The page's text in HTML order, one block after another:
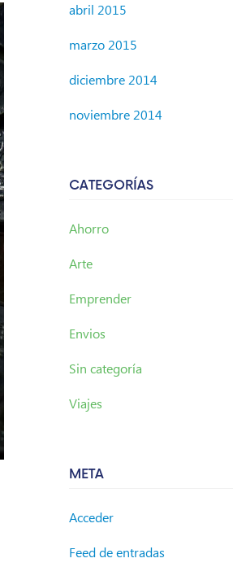
abril 2015
marzo 2015
diciembre 2014
noviembre 2014
CATEGORÍAS
Ahorro
Arte
Emprender
Envios
Sin categoría
Viajes
META
Acceder
Feed de entradas